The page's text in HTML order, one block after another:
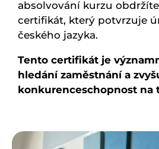
absolvování kurzu
certifikát, který potvrzuje
českého jazyka.
Tento certifikát je
hledání zaměstnání a
konkurenceschopnost na